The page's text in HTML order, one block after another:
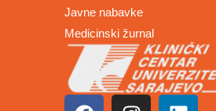
Javne nabavke
Medicinski žurnal